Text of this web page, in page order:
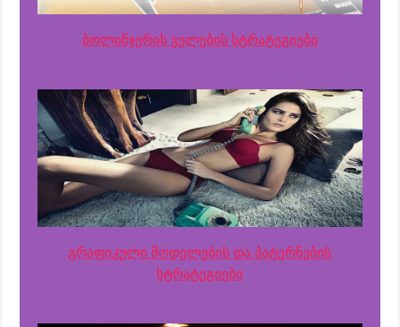
ბოლინჯერის ველების სტრატეგიები
გრაფიკული მოდელების და პატერნების
სტრატეგიები